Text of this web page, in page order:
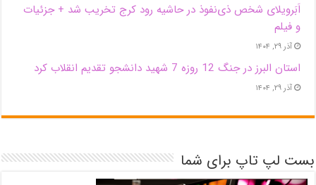
اَبَر‌ویلای شخص ذی‌نفوذ در حاشیه‌ رود کرج تخریب شد + جزئیات
و فیلم
آذر ۲۹, ۱۴۰۴
استان البرز در جنگ 12 روزه 7 شهید دانشجو تقدیم انقلاب کرد
آذر ۲۹, ۱۴۰۴
بست لپ تاپ برای شما